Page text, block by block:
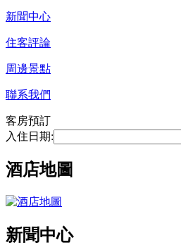
新聞中心
住客評論
周邊景點
聯系我們
客房預訂
入住日期:
酒店地圖
新聞中心